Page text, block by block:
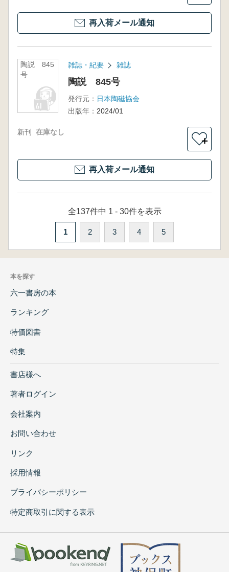
再入荷メール通知
陶説 845
号
雑誌・紀要 雑誌
陶説 845号
発行元： 日本陶磁協会
出版年： 2024/01
新刊 在庫なし
＋
再入荷メール通知
全137件中 1 - 30件を表示
1 2 3 4 5
本を探す
六一書房の本
ランキング
特価図書
特集
書店様へ
著者ログイン
会社案内
お問い合わせ
リンク
採用情報
プライバシーポリシー
特定商取引に関する表示